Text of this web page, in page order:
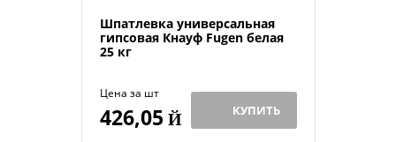
Шпатлевка универсальная
гипсовая Кнауф Fugen белая
25 кг
Цена за шт
426,05 Й КУПИТЬ